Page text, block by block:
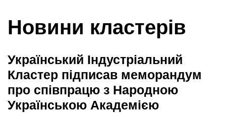
Новини кластерів
Український Індустріальний
Кластер підписав меморандум
про співпрацю з Народною
Українською Академією